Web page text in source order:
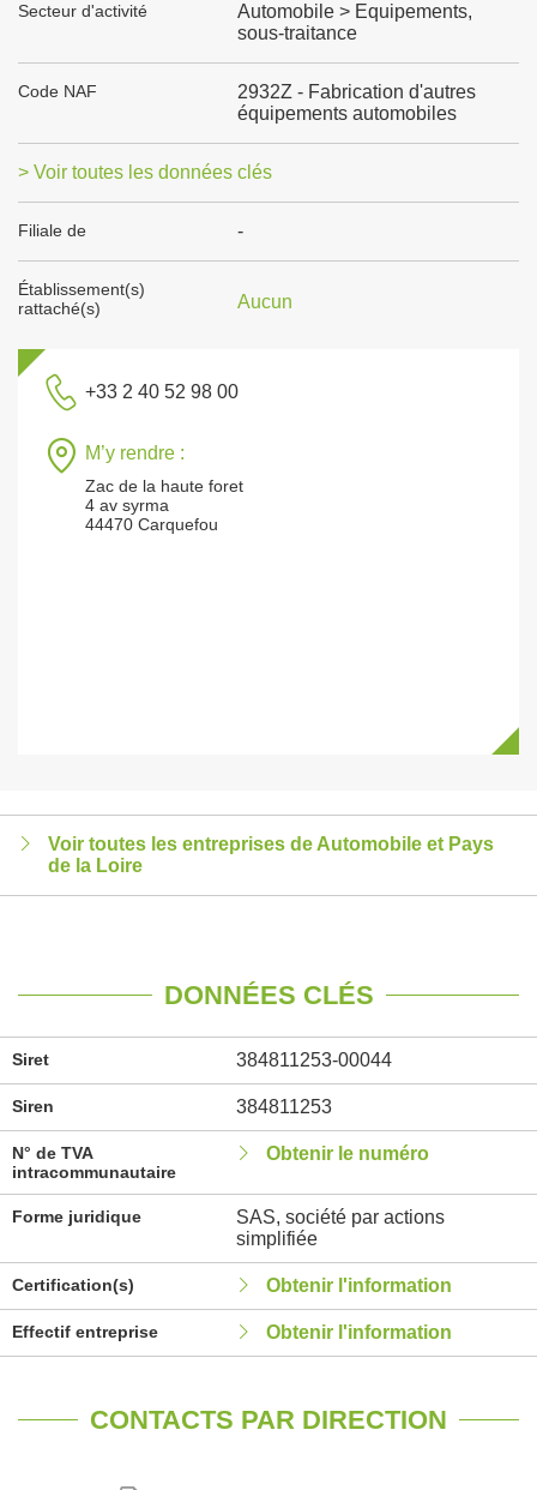
Secteur d'activité
Automobile > Equipements,
sous-traitance
Code NAF
2932Z - Fabrication d'autres
équipements automobiles
> Voir toutes les données clés
Filiale de -
Établissement(s)
rattaché(s)
Aucun
+33 2 40 52 98 00
M’y rendre :
Zac de la haute foret
4 av syrma
44470 Carquefou
Voir toutes les entreprises de Automobile et Pays
de la Loire
DONNÉES CLÉS
Siret 384811253-00044
Siren 384811253
N° de TVA
intracommunautaire
Obtenir le numéro
Forme juridique
SAS, société par actions
simplifiée
Certification(s) Obtenir l'information
Effectif entreprise Obtenir l'information
CONTACTS PAR DIRECTION